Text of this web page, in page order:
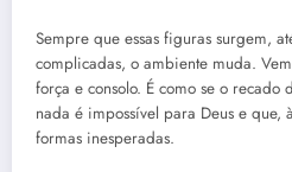
Sempre que essas figuras surgem,
complicadas, o ambiente muda.
força e consolo. É como se o recado
nada é impossível para Deus e que,
formas inesperadas.